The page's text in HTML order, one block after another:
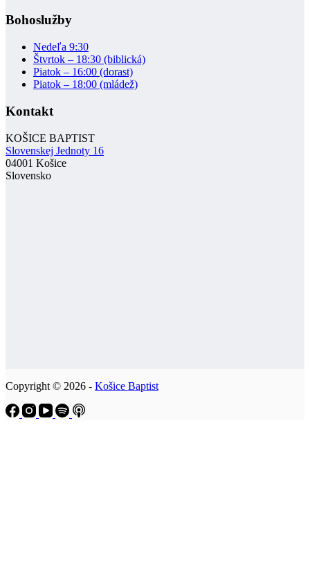
Bohoslužby
Nedeľa 9:30
Štvrtok – 18:30 (biblická)
Piatok – 16:00 (dorast)
Piatok – 18:00 (mládež)
Kontakt
KOŠICE BAPTIST
Slovenskej Jednoty 16
04001 Košice
Slovensko
Copyright © 2026 - Košice Baptist